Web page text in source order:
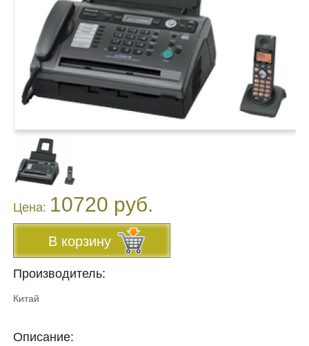
Цена: 10720 руб.
В корзину
Производитель:
Китай
Описание: